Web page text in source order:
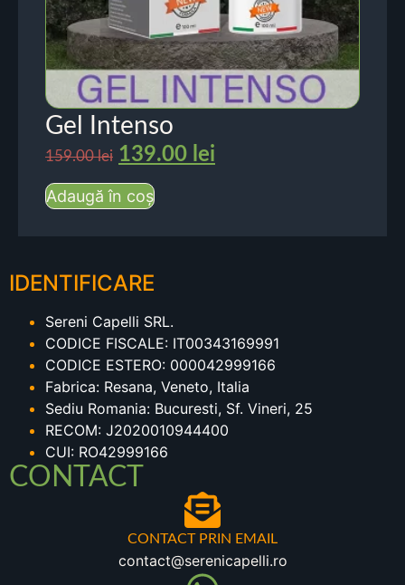
Gel Intenso
159.00lei 139.00 lei
Adaugă în coș
IDENTIFICARE
Sereni Capelli SRL.
CODICE FISCALE: IT00343169991
CODICE ESTERO: 000042999166
Fabrica: Resana, Veneto, Italia
Sediu Romania: Bucuresti, Sf. Vineri, 25
RECOM: J2020010944400
CUI: RO42999166
CONTACT
CONTACT PRIN EMAIL
contact@serenicapelli.ro